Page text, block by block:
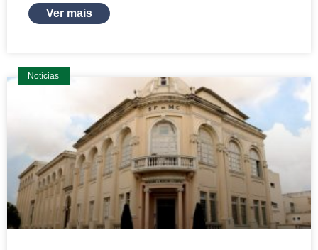
Ver mais
Notícias